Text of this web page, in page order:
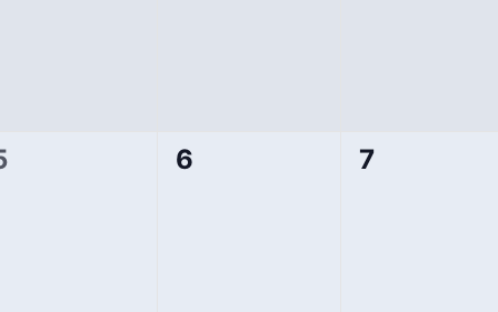
0
6
0
7